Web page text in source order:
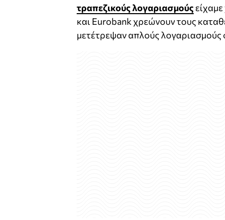
τραπεζικούς λογαριασμούς
και Eurobank χρεώνουν τους
μετέτρεψαν απλούς λογαριασμούς